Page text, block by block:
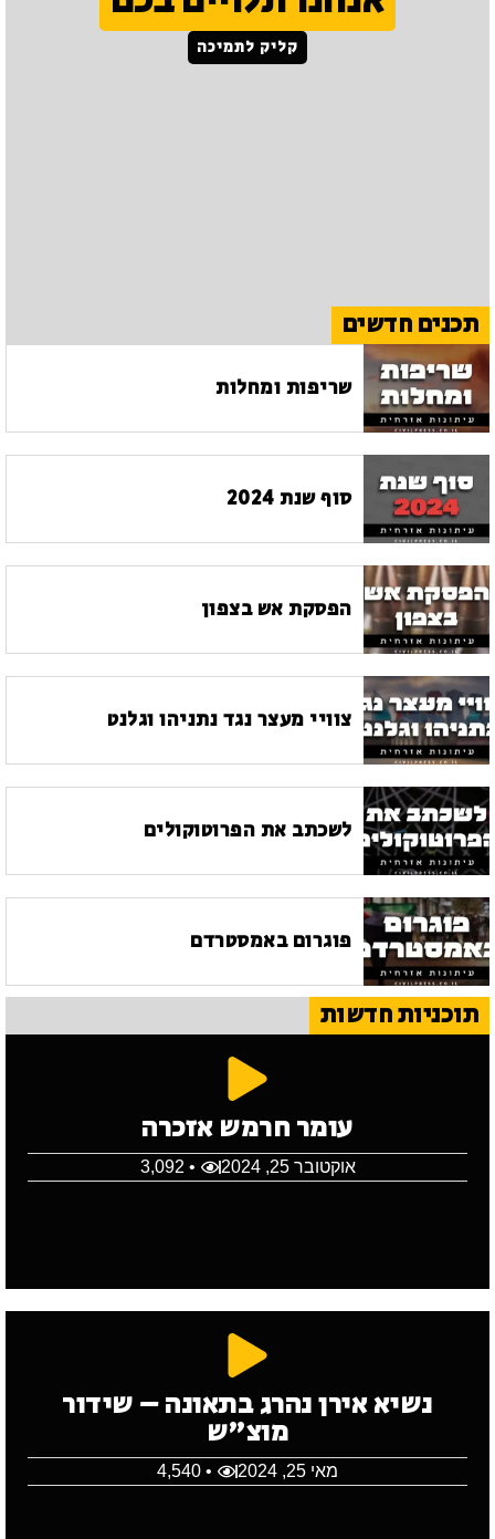
קליק לתמיכה
תכנים חדשים
שריפות ומחלות
סוף שנת 2024
הפסקת אש בצפון
צוויי מעצר נגד נתניהו וגלנט
לשכתב את הפרוטוקולים
פוגרום באמסטרדם
תוכניות חדשות
עומר חרמש אזכרה
אוקטובר 25, 2024 • 3,092
נשיא אירן נהרג בתאונה – שידור
מוצ"ש
מאי 25, 2024 • 4,540